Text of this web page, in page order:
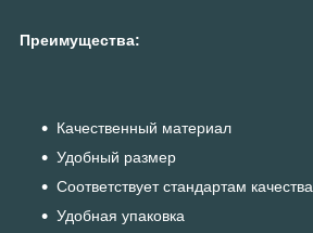
Преимущества:
Качественный материал
Удобный размер
Соответствует стандартам качества
Удобная упаковка